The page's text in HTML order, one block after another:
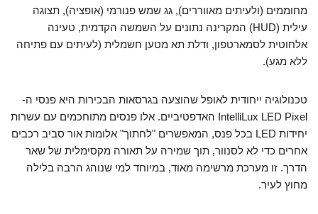
מחוממים (ולעיתים מאווררים), גג שמש פנורמי (אופציה), תצוגה
עילית (HUD) המקרינה נתונים על השמשה הקדמית, טעינה
אלחוטית לסמארטפון, ודלת תא מטען חשמלית (לעיתים עם פתיחה
ללא מגע).
טכנולוגיה ייחודית לאופל שהוצעה בגרסאות הבכירות היא פנסי ה-
IntelliLux LED Pixel האדפטיביים. אלו פנסים מתוחכמים עם עשרות
יחידות LED בכל פנס, המאפשרים "לחתוך" אלומות אור סביב רכבים
אחרים כדי לא לסנוור, תוך שמירה על תאורה מקסימלית של שאר
הדרך. זו מערכת מרשימה מאוד, במיוחד למי שנוהג הרבה בלילה
מחוץ לעיר.